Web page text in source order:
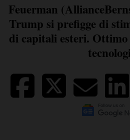
Feuerman
Trump si prefigge di
di capitali esteri.